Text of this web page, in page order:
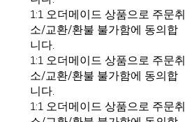
1:1 오더메이드 상품으로 주문취
소/교환/환불 불가함에 동의합
니다.
1:1 오더메이드 상품으로 주문취
소/교환/환불 불가함에 동의합
니다.
1:1 오더메이드 상품으로 주문취